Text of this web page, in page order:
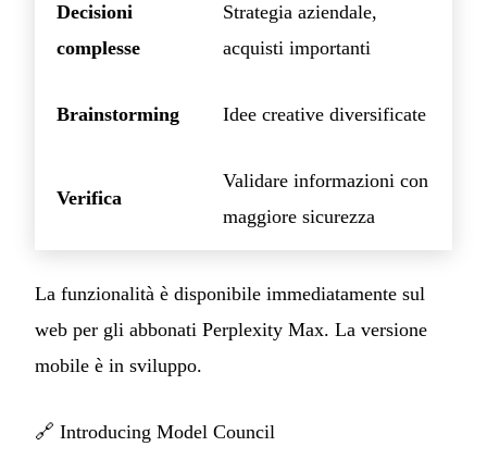
Decisioni
complesse
Strategia aziendale,
acquisti importanti
Brainstorming Idee creative diversificate
Verifica
Validare informazioni con
maggiore sicurezza
La funzionalità è disponibile immediatamente sul
web per gli abbonati Perplexity Max. La versione
mobile è in sviluppo.
🔗 Introducing Model Council